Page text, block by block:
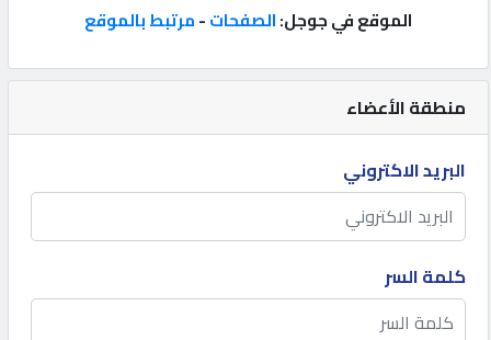
إعلانات
المنتدى
كيو
مزاد
منطقة الأعضاء
البريد الاكتروني
كلمة السر
الموقع في جوجل:الصفحات-مرتبط بالموقع